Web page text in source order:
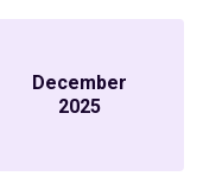
December
2025